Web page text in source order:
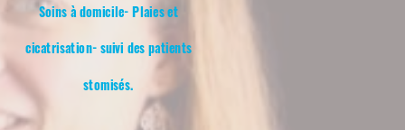
Soins à domicile- Plaies et
cicatrisation- suivi des patients
stomisés.